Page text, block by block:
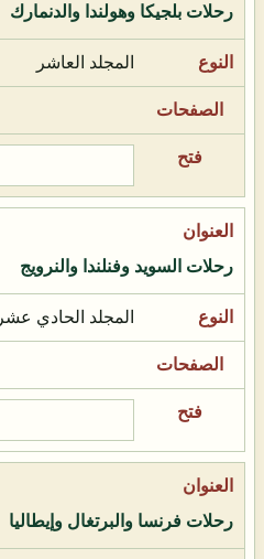
رحلات بلجيكا وهولندا والدنمارك
المجلد العاشر
رحلات السويد وفنلندا والنرويج
المجلد الحادي عشر
رحلات فرنسا والبرتغال وإيطاليا